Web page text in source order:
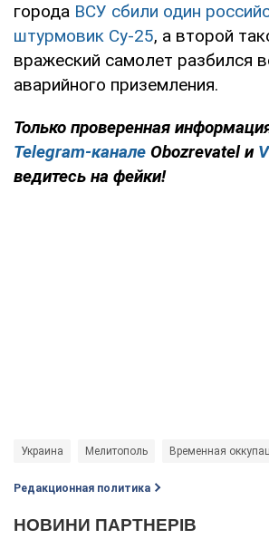
города ВСУ сбили один
штурмовик Су-25, а второй
вражеский самолет разбился
аварийного приземления.
Только проверенная
Telegram-канале Obozrevatel и
ведитесь на фейки!
Украина Мелитополь Временная
Редакционная политика